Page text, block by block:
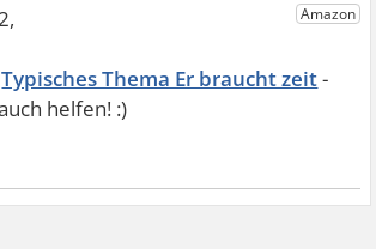
Typisches Thema Er braucht zeit